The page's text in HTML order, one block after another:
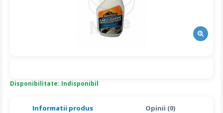
Informatii produs Opinii (0)
Disponibilitate: Indisponibil